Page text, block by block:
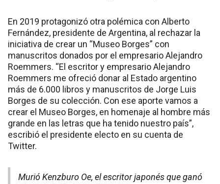
En 2019 protagonizó otra polémica con Alberto
Fernández, presidente de Argentina, al rechazar la
iniciativa de crear un “Museo Borges” con
manuscritos donados por el empresario Alejandro
Roemmers. “El escritor y empresario Alejandro
Roemmers me ofreció donar al Estado argentino
más de 6.000 libros y manuscritos de Jorge Luis
Borges de su colección. Con ese aporte vamos a
crear el Museo Borges, en homenaje al hombre más
grande en las letras que ha tenido nuestro país”,
escribió el presidente electo en su cuenta de
Twitter.
Murió Kenzburo Oe, el escritor japonés que ganó